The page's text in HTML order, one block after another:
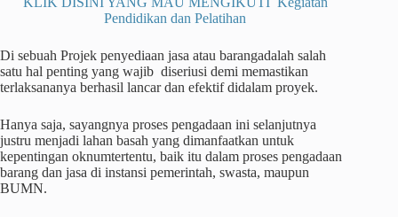
Pendidikan dan Pelatihan
Di sebuah Projek penyediaan jasa atau barangadalah salah
satu hal penting yang wajib diseriusi demi memastikan
terlaksananya berhasil lancar dan efektif didalam proyek.
Hanya saja, sayangnya proses pengadaan ini selanjutnya
justru menjadi lahan basah yang dimanfaatkan untuk
kepentingan oknumtertentu, baik itu dalam proses pengadaan
barang dan jasa di instansi pemerintah, swasta, maupun
BUMN.